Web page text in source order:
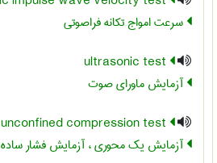
سرعت امواج تکانه فراصوتی
آزمایش ماورای صوت
آزمایش یک محوری ، آزمایش فشار ساده